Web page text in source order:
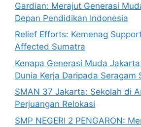
Gardian: Merajut Generasi
Depan Pendidikan Indonesia
Relief Efforts: Kemenag
Affected Sumatra
Kenapa Generasi Muda
Dunia Kerja Daripada Seragam
SMAN 37 Jakarta: Sekolah di
Perjuangan Relokasi
SMP NEGERI 2 PENGARON: